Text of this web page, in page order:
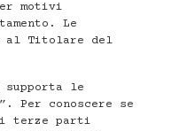
motivi
Le
al Titolare del
supporta le
Per conoscere se
terze parti